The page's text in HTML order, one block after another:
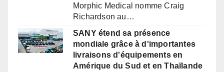
Morphic Medical nomme Craig
Richardson au…
SANY étend sa présence
mondiale grâce à d'importantes
livraisons d'équipements en
Amérique du Sud et en Thaïlande